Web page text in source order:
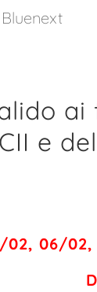
ai
e
02, 06/02,